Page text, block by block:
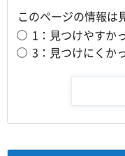
このページの情報は
1：見つけやすか
3：見つけにくか